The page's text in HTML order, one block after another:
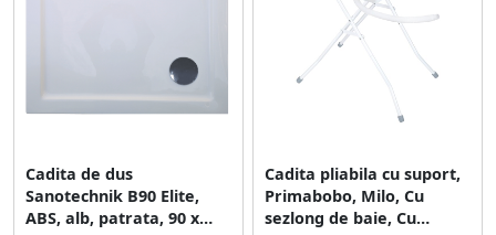
Cadita de dus
Sanotechnik B90 Elite,
ABS, alb, patrata, 90 x
Cadita pliabila cu suport,
Primabobo, Milo, Cu
sezlong de baie, Cu